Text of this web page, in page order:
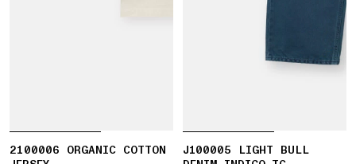
2100006 ORGANIC COTTON
J100005 LIGHT BULL